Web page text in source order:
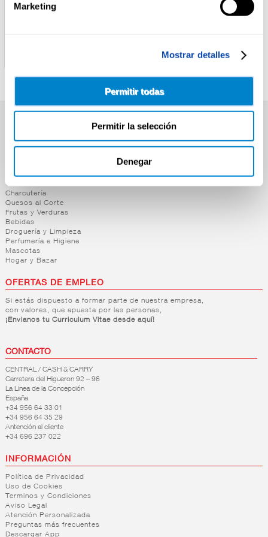
Marketing
Mostrar detalles
Permitir todas
Permitir la selección
Denegar
PORCIONES EL CASERIO
Alimentación
Congelados
Carnicería
Charcutería
Quesos al Corte
Frutas y Verduras
Bebidas
Droguería y Limpieza
Perfumería e Higiene
Mascotas
Hogar y Bazar
OFERTAS DE EMPLEO
Si estás dispuesto a formar parte de nuestra empresa,
con valores, que apuesta por las personas,
¡Envianos tu Curriculum Vitae desde aquí!
CONTACTO
CENTRAL / CASH & CARRY
Carretera del Higueron 92 – 96
La Linea de la Concepción
España
+34 956 64 33 01
+34 956 64 35 29
Antención al cliente
+34 696 237 022
INFORMACIÓN
Política de Privacidad
Uso de Cookies
Terminos y Condiciones
Aviso Legal
Atención Personalizada
Preguntas más frecuentes
Descargar App